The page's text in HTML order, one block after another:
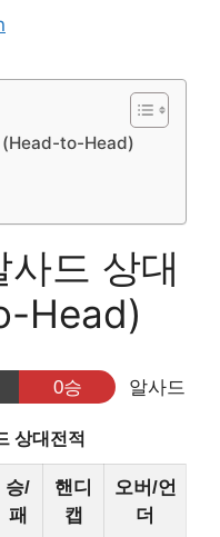
(Head-to-Head)
드 상대
Head)
0승 알사드
상대전적
승/
패
핸디
캡
오버/언
더